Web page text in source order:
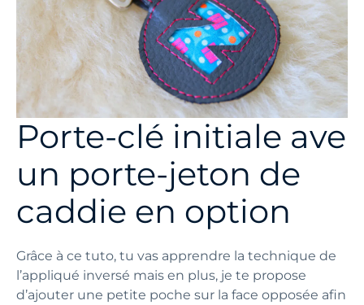
Porte-clé initiale ave
un porte-jeton de
caddie en option
Grâce à ce tuto, tu vas apprendre la technique de
l’appliqué inversé mais en plus, je te propose
d’ajouter une petite poche sur la face opposée afin